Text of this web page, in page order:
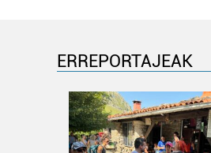
ERREPORTAJEAK